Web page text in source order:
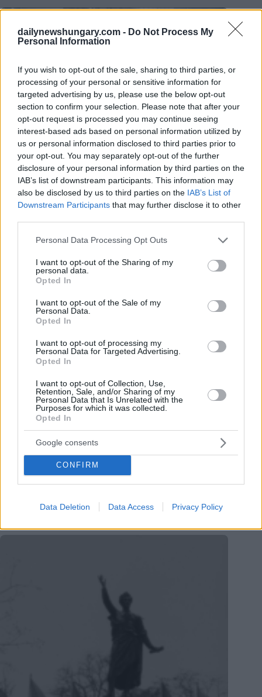
dailynewshungary.com - Do Not Process My
Personal Information
If you wish to opt-out of the sale, sharing to third parties, or
processing of your personal or sensitive information for
targeted advertising by us, please use the below opt-out
section to confirm your selection. Please note that after your
opt-out request is processed you may continue seeing
interest-based ads based on personal information utilized by
us or personal information disclosed to third parties prior to
your opt-out. You may separately opt-out of the further
disclosure of your personal information by third parties on the
IAB’s list of downstream participants. This information may
also be disclosed by us to third parties on the IAB’s List of
Downstream Participants that may further disclose it to other
Please note that this website/app uses one or more Google
not limited to your visit or usage behaviour. You may click to
grant or deny consent to Google and its third-party tags to
use your data for below specified purposes in below Google
consent section.
Personal Data Processing Opt Outs
I want to opt-out of the Sharing of my
personal data.
Opted In
I want to opt-out of the Sale of my
Personal Data.
Opted In
I want to opt-out of processing my
Personal Data for Targeted Advertising.
Opted In
I want to opt-out of Collection, Use,
Retention, Sale, and/or Sharing of my
Personal Data that Is Unrelated with the
Purposes for which it was collected.
Opted In
Google consents
CONFIRM
Data Deletion Data Access Privacy Policy